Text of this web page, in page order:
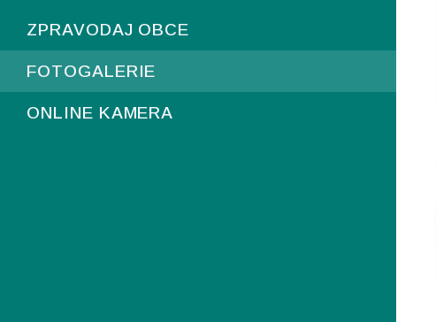
ZPRAVODAJ OBCE
FOTOGALERIE
ONLINE KAMERA